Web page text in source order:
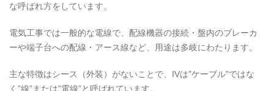
な呼ばれ方をしています。
電気工事では一般的な電線で、配線機器の接続・盤内のブレーカ
ーや端子台への配線・アース線など、用途は多岐にわたります。
主な特徴はシース（外装）がないことで、IVは”ケーブル”ではな
く”線”または”電線”と呼ばれています。